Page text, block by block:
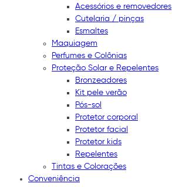
Acessórios e removedores
Cutelaria / pinças
Esmaltes
Maquiagem
Perfumes e Colônias
Proteção Solar e Repelentes
Bronzeadores
Kit pele verão
Pós-sol
Protetor corporal
Protetor facial
Protetor kids
Repelentes
Tintas e Colorações
Conveniência